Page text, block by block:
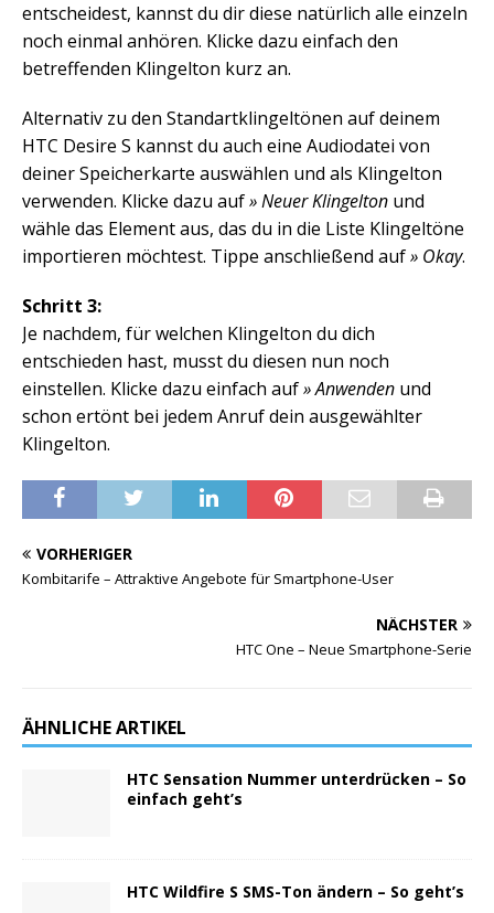
entscheidest, kannst du dir diese natürlich alle einzeln
noch einmal anhören. Klicke dazu einfach den
betreffenden Klingelton kurz an.
Alternativ zu den Standartklingeltönen auf deinem
HTC Desire S kannst du auch eine Audiodatei von
deiner Speicherkarte auswählen und als Klingelton
verwenden. Klicke dazu auf» Neuer Klingelton und
wähle das Element aus, das du in die Liste Klingeltöne
importieren möchtest. Tippe anschließend auf» Okay.
Schritt 3:
Je nachdem, für welchen Klingelton du dich
entschieden hast, musst du diesen nun noch
einstellen. Klicke dazu einfach auf» Anwenden und
schon ertönt bei jedem Anruf dein ausgewählter
Klingelton.
VORHERIGER
Kombitarife – Attraktive Angebote für Smartphone-User
NÄCHSTER
HTC One – Neue Smartphone-Serie
ÄHNLICHE ARTIKEL
HTC Sensation Nummer unterdrücken – So
einfach geht’s
HTC Wildfire S SMS-Ton ändern – So geht’s